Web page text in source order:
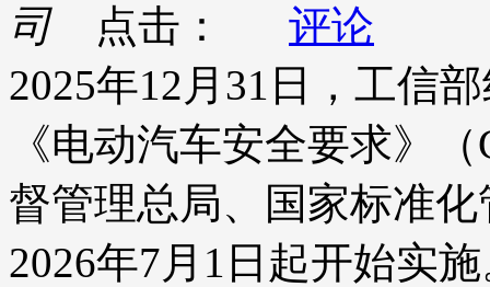
司点击：
评论
2025年12月31日，工信
《电动汽车安全要求》
督管理总局、国家标准
2026年7月1日起开始实